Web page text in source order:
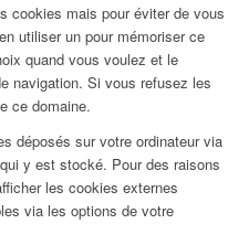
cookies mais pour éviter de vous
utiliser un pour mémoriser ce
quand vous voulez et le
navigation. Si vous refusez les
ce domaine.
déposés sur votre ordinateur via
y est stocké. Pour des raisons
les cookies externes
via les options de votre